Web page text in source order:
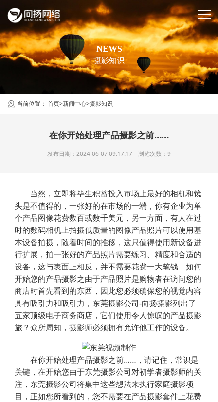
NEWS
摄影知识
当前位置： 首页>新闻中心>摄影知识
在你开始处理产品摄影之前……
发布日期：2024-06-07 09:17:17 浏览次数：9
当然，立即将毕生积蓄投入市场上最好的相机和镜
头是不值得的，一张好的在市场的一端，你有企业为单
个产品图像花费数百或数千美元，另一方面，有人在过
时的数码相机上拍摄低质量的图像产品照片可以使用基
本设备拍摄，随着时间的推移，这只值得使用新设备进
行扩展，拍一张好的产品照片需要练习、精度和合适的
设备，这与表面上相反，并不需要花费一大笔钱，如何
开始您的产品摄影之由于产品照片是购物者在访问您的
商店时首先看到的东西，因此您必须确保您的视觉内容
具有吸引力和吸引力，东莞摄影公司-向扬摄影列出了
五家顶级电子商务商店，它们使用令人惊叹的产品摄影
旅？众所周知，摄影师必须拥有允许他工作的设备。
在你开始处理产品摄影之前……，请记住，常识是
关键，在开始您由于东莞摄影公司对初学者摄影师的关
注，东莞摄影公司将集中这些想法来执行家庭摄影项
目，正如您所看到的，您不需要在产品摄影套件上花费